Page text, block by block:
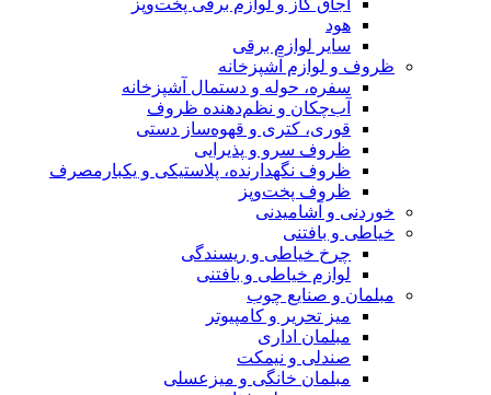
اجاق گاز و لوازم برقی پخت‌وپز
هود
سایر لوازم برقی
ظروف و لوازم آشپزخانه
سفره، حوله و دستمال آشپزخانه
آب‌چکان و نظم‌دهنده ظروف
قوری، کتری و قهوه‌ساز دستی
ظروف سرو و پذیرایی
ظروف نگهدارنده، پلاستیکی و یکبارمصرف
ظروف پخت‌وپز
خوردنی و آشامیدنی
خیاطی و بافتنی
چرخ خیاطی و ریسندگی
لوازم خیاطی و بافتنی
مبلمان و صنایع چوب
میز تحریر و کامپیوتر
مبلمان اداری
صندلی و نیمکت
مبلمان خانگی و میزعسلی